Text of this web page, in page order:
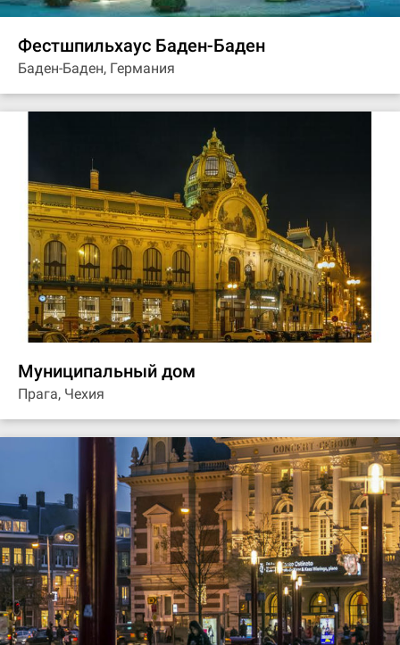
Фестшпильхаус Баден-Баден
Баден-Баден, Германия
Муниципальный дом
Прага, Чехия